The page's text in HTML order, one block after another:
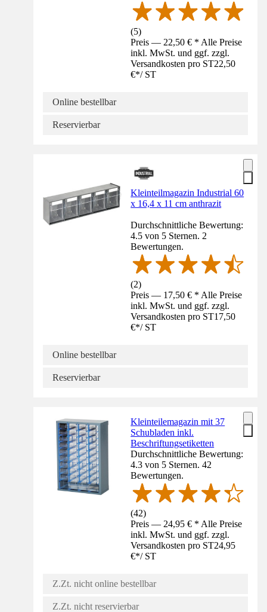
(5)
Preis — 22,50 € * Alle Preise
inkl. MwSt. und ggf. zzgl.
Versandkosten pro ST22,50
€*/ ST
Online bestellbar
Reservierbar
Kleinteilmagazin Industrial 60
x 16,4 x 11 cm anthrazit
Durchschnittliche Bewertung:
4.5 von 5 Sternen. 2
Bewertungen.
(2)
Preis — 17,50 € * Alle Preise
inkl. MwSt. und ggf. zzgl.
Versandkosten pro ST17,50
€*/ ST
Online bestellbar
Reservierbar
Kleinteilemagazin mit 37
Schubladen inkl.
Beschriftungsetiketten
Durchschnittliche Bewertung:
4.3 von 5 Sternen. 42
Bewertungen.
(42)
Preis — 24,95 € * Alle Preise
inkl. MwSt. und ggf. zzgl.
Versandkosten pro ST24,95
€*/ ST
Z.Zt. nicht online bestellbar
Z.Zt. nicht reservierbar